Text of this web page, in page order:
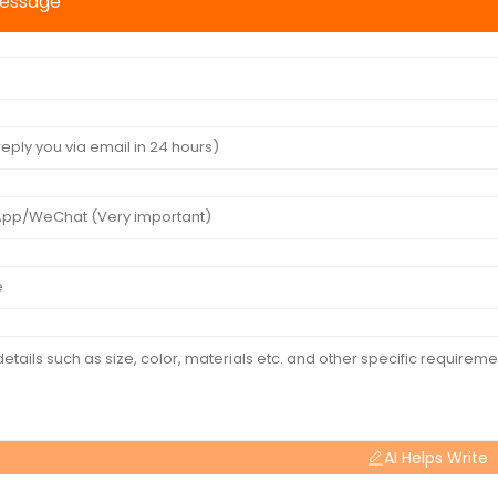
AI Helps Write